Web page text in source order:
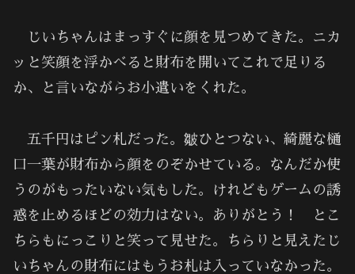
じいちゃんはまっすぐに顔を見つめてきた。ニカ
ッと笑顔を浮かべると財布を開いてこれで足りる
か、と言いながらお小遣いをくれた。
五千円はピン札だった。皺ひとつない、綺麗な樋
口一葉が財布から顔をのぞかせている。なんだか使
うのがもったいない気もした。けれどもゲームの誘
惑を止めるほどの効力はない。ありがとう！ とこ
ちらもにっこりと笑って見せた。ちらりと見えたじ
いちゃんの財布にはもうお札は入っていなかった。